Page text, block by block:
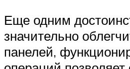
Еще одним
значительно
панелей,